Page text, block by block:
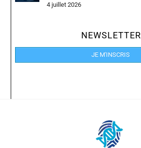
4 juillet 2026
NEWSLETTER
JE M'INSCRIS
Back
To